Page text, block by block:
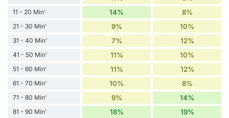
11 - 20 Min' 14% 8%
21 - 30 Min' 9% 10%
31 - 40 Min' 7% 12%
41 - 50 Min' 11% 10%
51 - 60 Min' 11% 12%
61 - 70 Min' 10% 8%
71 - 80 Min' 9% 14%
81 - 90 Min' 18% 19%